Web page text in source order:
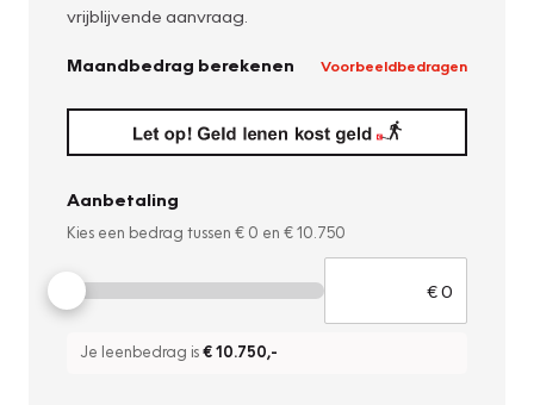
vrijblijvende aanvraag.
Maandbedrag berekenen Voorbeeldbedragen
Aanbetaling
Kies een bedrag tussen € 0 en € 10.750
Je leenbedrag is€ 10.750,-